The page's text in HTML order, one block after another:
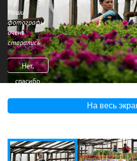
Наши
фотографы
очень
старались
Нет,
спасибо
На весь